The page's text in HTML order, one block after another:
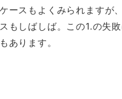
ースもよくみられますが
もしばしば。この1.の失
あります。